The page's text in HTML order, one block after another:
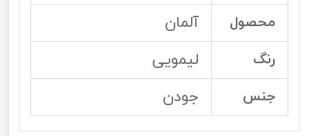
محصول آلمان
رنگ لیمویی
جنس جودن